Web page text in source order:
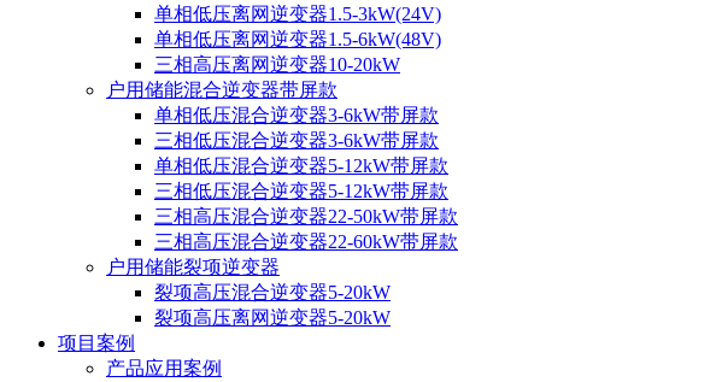
单相低压离网逆变器1.5-3kW(24V)
单相低压离网逆变器1.5-6kW(48V)
三相高压离网逆变器10-20kW
户用储能混合逆变器带屏款
单相低压混合逆变器3-6kW带屏款
三相低压混合逆变器3-6kW带屏款
单相低压混合逆变器5-12kW带屏款
三相低压混合逆变器5-12kW带屏款
三相高压混合逆变器22-50kW带屏款
三相高压混合逆变器22-60kW带屏款
户用储能裂项逆变器
裂项高压混合逆变器5-20kW
裂项高压离网逆变器5-20kW
项目案例
产品应用案例